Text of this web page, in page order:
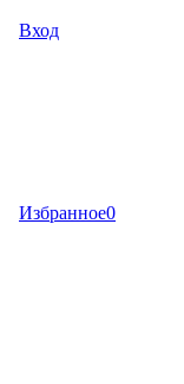
Вход
Избранное0